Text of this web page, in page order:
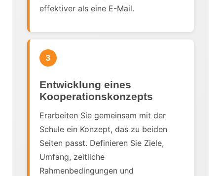
effektiver als eine E-Mail.
3
Entwicklung eines
Kooperationskonzepts
Erarbeiten Sie gemeinsam mit der
Schule ein Konzept, das zu beiden
Seiten passt. Definieren Sie Ziele,
Umfang, zeitliche
Rahmenbedingungen und